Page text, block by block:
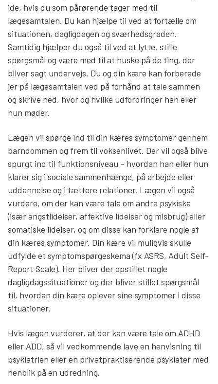
ide, hvis du som pårørende tager med til
lægesamtalen. Du kan hjælpe til ved at fortælle om
situationen, dagligdagen og sværhedsgraden.
Samtidig hjælper du også til ved at lytte, stille
spørgsmål og være med til at huske på de ting, der
bliver sagt undervejs. Du og din kære kan forberede
jer på lægesamtalen ved på forhånd at tale sammen
og skrive ned, hvor og hvilke udfordringer han eller
hun møder.
Lægen vil spørge ind til din kæres symptomer gennem
barndommen og frem til voksenlivet. Der vil også blive
spurgt ind til funktionsniveau – hvordan han eller hun
klarer sig i sociale sammenhænge, på arbejde eller
uddannelse og i tættere relationer. Lægen vil også
vurdere, om der kan være tale om andre psykiske
(især angstlidelser, affektive lidelser og misbrug) eller
somatiske lidelser, og om disse kan forklare nogle af
din kæres symptomer. Din kære vil muligvis skulle
udfylde et symptomspørgeskema (fx ASRS, Adult Self-
Report Scale). Her bliver der opstillet nogle
dagligdagssituationer og der bliver stillet spørgsmål
til, hvordan din kære oplever sine symptomer i disse
situationer.
Hvis lægen vurderer, at der kan være tale om ADHD
eller ADD, så vil vedkommende lave en henvisning til
psykiatrien eller en privatpraktiserende psykiater med
henblik på en udredning.